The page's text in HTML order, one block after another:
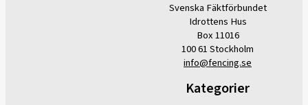
Svenska Fäktförbundet
Idrottens Hus
Box 11016
100 61 Stockholm
info@fencing.se
Kategorier